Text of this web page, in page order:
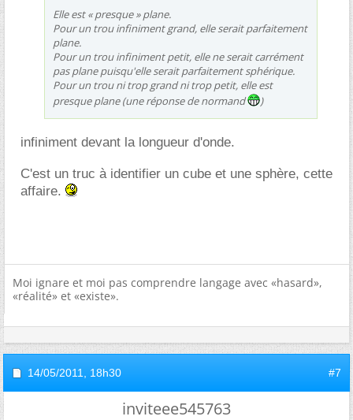
Elle est « presque » plane.
Pour un trou infiniment grand, elle serait parfaitement
plane.
Pour un trou infiniment petit, elle ne serait carrément
pas plane puisqu'elle serait parfaitement sphérique.
Pour un trou ni trop grand ni trop petit, elle est
presque plane (une réponse de normand
)
infiniment devant la longueur d'onde.
C'est un truc à identifier un cube et une sphère, cette
affaire.
Moi ignare et moi pas comprendre langage avec «hasard»,
«réalité» et «existe».
14/05/2011, 18h30 #7
inviteee545763